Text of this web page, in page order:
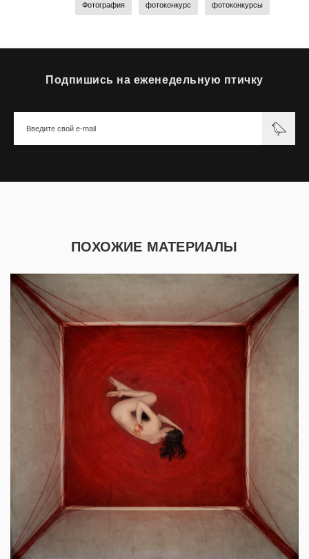
Фотография фотоконкурс фотоконкурсы
Подпишись на еженедельную птичку
ПОХОЖИЕ МАТЕРИАЛЫ